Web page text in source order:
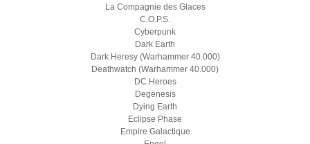
La Compagnie des Glaces
C.O.P.S.
Cyberpunk
Dark Earth
Dark Heresy (Warhammer 40.000)
Deathwatch (Warhammer 40.000)
DC Heroes
Degenesis
Dying Earth
Eclipse Phase
Empire Galactique